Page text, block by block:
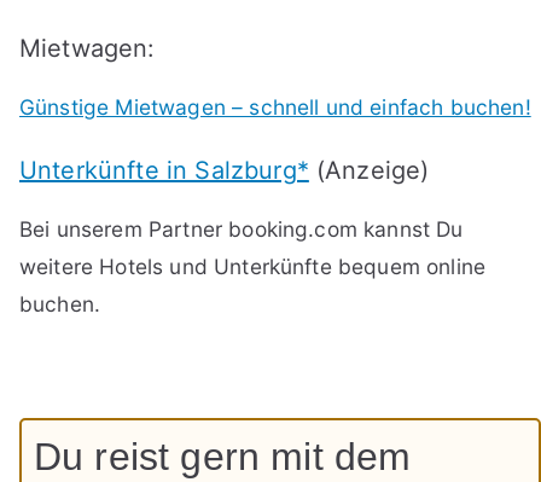
Mietwagen:
Günstige Mietwagen – schnell und einfach buchen!
Unterkünfte in Salzburg* (Anzeige)
Bei unserem Partner booking.com kannst Du
weitere Hotels und Unterkünfte bequem online
buchen.
Du reist gern mit dem